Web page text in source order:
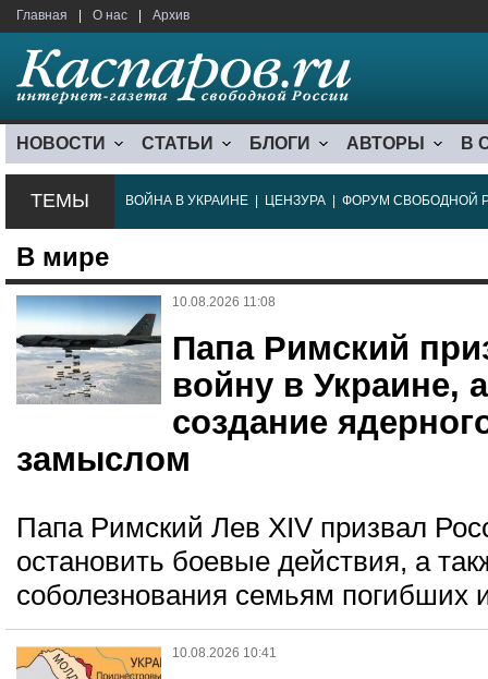
Главная О нас Архив
НОВОСТИ СТАТЬИ БЛОГИ АВТОРЫ В
ТЕМЫ ВОЙНА В УКРАИНЕ ЦЕНЗУРА ФОРУМ СВОБОДНОЙ
В мире
10.08.2026 11:08
Папа Римский
войну в Украине,
создание
замыслом
Папа Римский Лев XIV призвал
остановить боевые действия, а
соболезнования семьям погибших
10.08.2026 10:41